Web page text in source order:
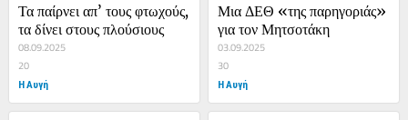
Τα παίρνει απ’ τους φτωχούς,
τα δίνει στους πλούσιους
08.09.2025
20
Η Αυγή
Μια ΔΕΘ «της παρηγοριάς»
για τον Μητσοτάκη
03.09.2025
30
Η Αυγή